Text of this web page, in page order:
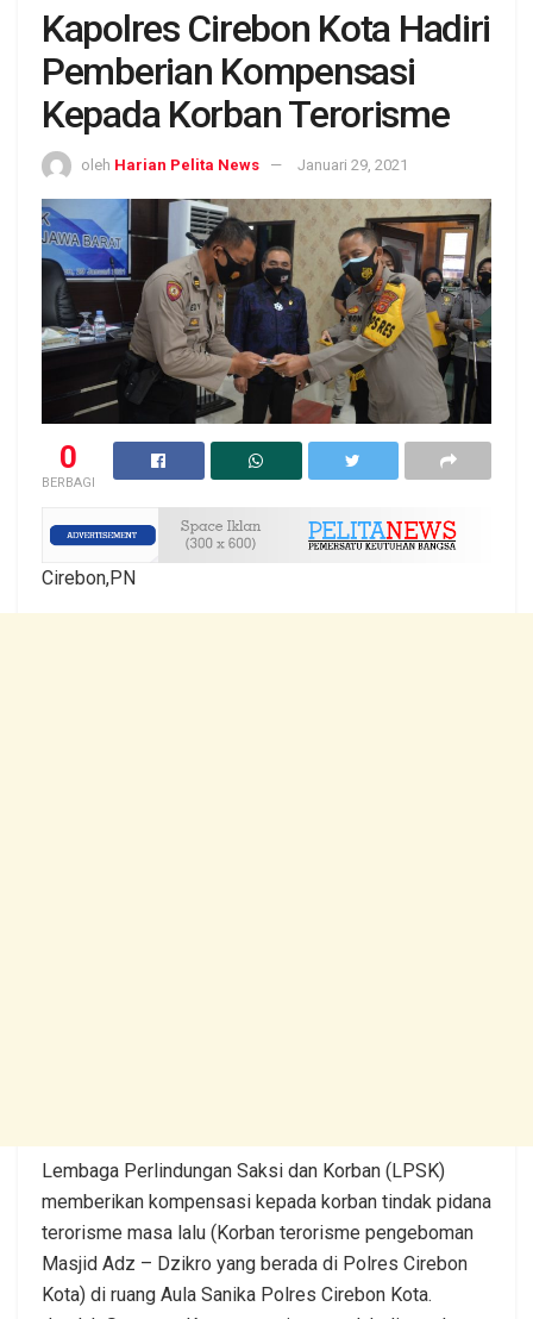
Kapolres Cirebon Kota Hadiri
Pemberian Kompensasi
Kepada Korban Terorisme
oleh Harian Pelita News Januari 29, 2021
0
BERBAGI
Cirebon,PN
Lembaga Perlindungan Saksi dan Korban (LPSK)
memberikan kompensasi kepada korban tindak pidana
terorisme masa lalu (Korban terorisme pengeboman
Masjid Adz – Dzikro yang berada di Polres Cirebon
Kota) di ruang Aula Sanika Polres Cirebon Kota.